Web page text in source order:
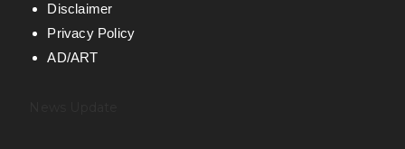
Disclaimer
Privacy Policy
AD/ART